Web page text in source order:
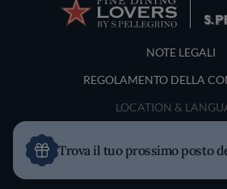
Terms and Conditions
NOTE LEGALI
REGOLAMENTO DELLA
LOCATION &
Trova il tuo prossimo posto